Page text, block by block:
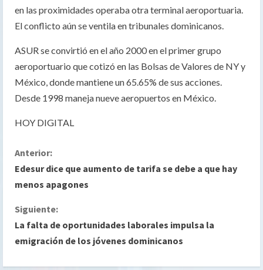
en las proximidades operaba otra terminal aeroportuaria.
El conflicto aún se ventila en tribunales dominicanos.
ASUR se convirtió en el año 2000 en el primer grupo
aeroportuario que cotizó en las Bolsas de Valores de NY y
México, donde mantiene un 65.65% de sus acciones.
Desde 1998 maneja nueve aeropuertos en México.
HOY DIGITAL
S
i
g
u
Anterior:
Edesur dice que aumento de tarifa se debe a que hay
menos apagones
Siguiente:
La falta de oportunidades laborales impulsa la
emigración de los jóvenes dominicanos